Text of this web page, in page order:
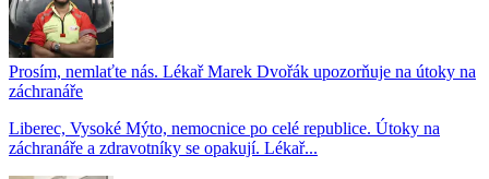
Prosím, nemlaťte nás. Lékař Marek Dvořák upozorňuje na útoky na
záchranáře
Liberec, Vysoké Mýto, nemocnice po celé republice. Útoky na
záchranáře a zdravotníky se opakují. Lékař...